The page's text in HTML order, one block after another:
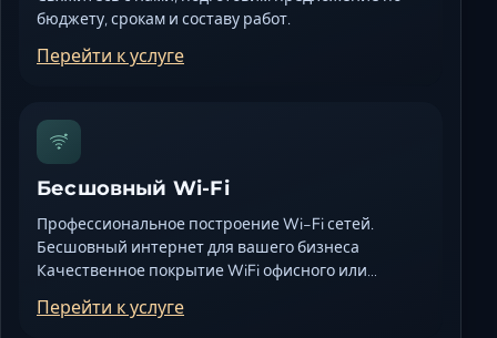
бюджету, срокам и составу работ.
Перейти к услуге
Бесшовный Wi-Fi
Профессиональное построение Wi-Fi сетей.
Бесшовный интернет для вашего бизнеса
Качественное покрытие WiFi офисного или…
Перейти к услуге